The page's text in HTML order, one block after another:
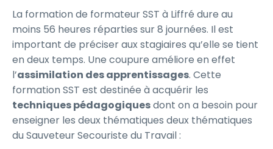
La formation de formateur SST à Liffré dure au
moins 56 heures réparties sur 8 journées. Il est
important de préciser aux stagiaires qu’elle se tient
en deux temps. Une coupure améliore en effet
l’assimilation des apprentissages. Cette
formation SST est destinée à acquérir les
techniques pédagogiquesdont on a besoin pour
enseigner les deux thématiques deux thématiques
du Sauveteur Secouriste du Travail :